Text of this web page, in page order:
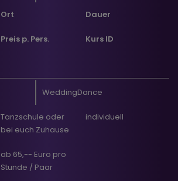
Ort Dauer
Preis p. Pers. Kurs ID
WeddingDance
Tanzschule oder
bei euch Zuhause
individuell
ab 65,-- Euro pro
Stunde / Paar